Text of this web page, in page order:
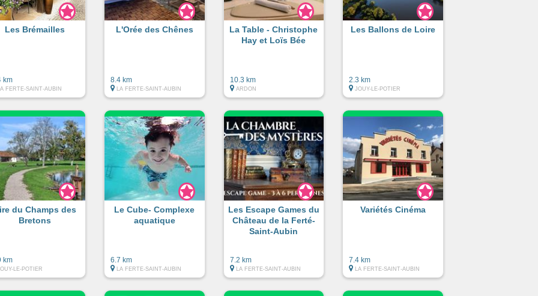
Les Brémailles
km
FERTE-SAINT-AUBIN
L'Orée des Chênes
8.4 km
LA FERTE-SAINT-AUBIN
La Table - Christophe
Hay et Loïs Bée
10.3 km
ARDON
Les Ballons de Loire
2.3 km
JOUY-LE-POTIER
du Champs des
Bretons
km
LE-POTIER
Le Cube- Complexe
aquatique
6.7 km
LA FERTE-SAINT-AUBIN
Les Escape Games du
Château de la Ferté-
Saint-Aubin
7.2 km
LA FERTE-SAINT-AUBIN
Variétés Cinéma
7.4 km
LA FERTE-SAINT-AUBIN